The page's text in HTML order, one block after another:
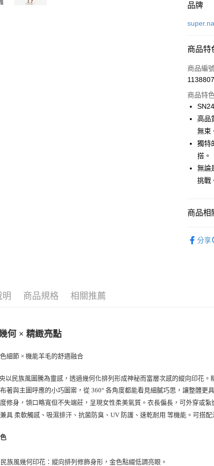
付款方
信用卡
街口支
悠遊付
ATM付
運送
一般全
每筆
每筆
每筆
品牌
商品特
商品編
商品特色
高品
無束
獨特
搭。
無論
挑戰
商品相
分享
明 商品規格 相關推薦
何 × 精緻亮點
細節 × 機能羊毛的舒適融合
以民族風圖騰為靈感，透過幾何化排列形成神秘而富層次感的縱向印花
著與主圖呼應的小巧圖案，從 360° 各角度都能看見細膩巧思，讓整體更
修身，領口略寬但不失端莊，呈現女性柔美氣質。衣長偏長，可外穿或
具柔軟觸感、吸濕排汗、抗菌防臭、UV 防護、速乾耐用 等機能。可搭配
民族風幾何印花 ：縱向排列修飾身形，金色點綴低調亮眼。